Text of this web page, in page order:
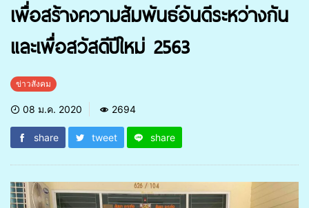
เพื่อสร้างความสัมพันธ์อันดีระหว่างกัน
และเพื่อสวัสดีปีใหม่ 2563
ข่าวสังคม
08 ม.ค. 2020 2694
share tweet share